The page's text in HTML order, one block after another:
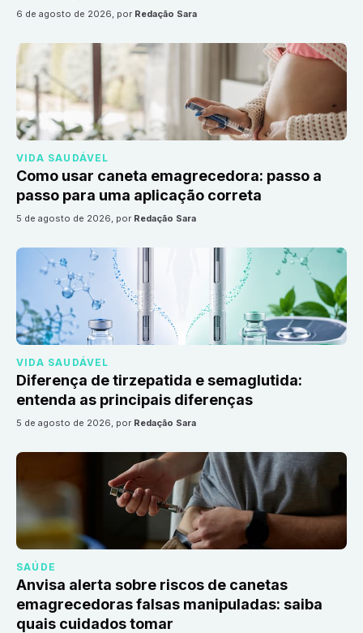
6 de agosto de 2026, por Redação Sara
VIDA SAUDÁVEL
Como usar caneta emagrecedora: passo a
passo para uma aplicação correta
5 de agosto de 2026, por Redação Sara
VIDA SAUDÁVEL
Diferença de tirzepatida e semaglutida:
entenda as principais diferenças
5 de agosto de 2026, por Redação Sara
SAÚDE
Anvisa alerta sobre riscos de canetas
emagrecedoras falsas manipuladas: saiba
quais cuidados tomar